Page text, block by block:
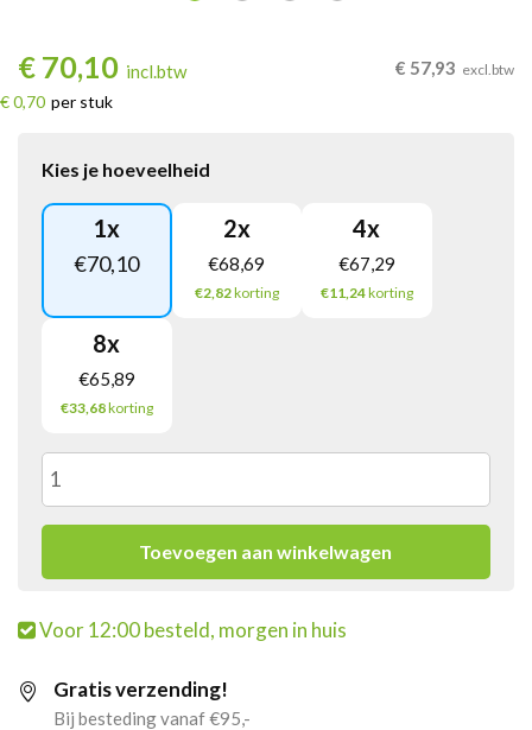
€ 70,10 incl.btw
€ 0,70 per stuk
€ 57,93 excl.btw
Kies je hoeveelheid
1x
€70,10
2x
€68,69
€2,82korting
4x
€67,29
€11,24korting
8x
€65,89
€33,68korting
Bolsius
Relight
Transparant
(100
Toevoegen aan winkelwagen
Voor 12:00 besteld, morgen in huis
Gratis verzending!
Bij besteding vanaf €95,-